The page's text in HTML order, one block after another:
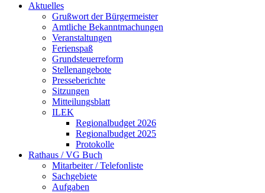
Aktuelles
Grußwort der Bürgermeister
Amtliche Bekanntmachungen
Veranstaltungen
Ferienspaß
Grundsteuerreform
Stellenangebote
Presseberichte
Sitzungen
Mitteilungsblatt
ILEK
Regionalbudget 2026
Regionalbudget 2025
Protokolle
Rathaus / VG Buch
Mitarbeiter / Telefonliste
Sachgebiete
Aufgaben